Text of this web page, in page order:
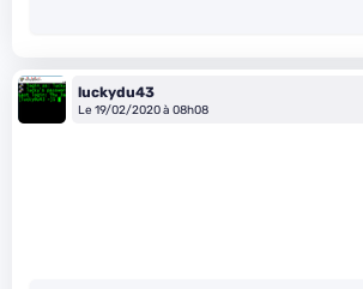
luckydu43
Le 19/02/2020 à 08h08